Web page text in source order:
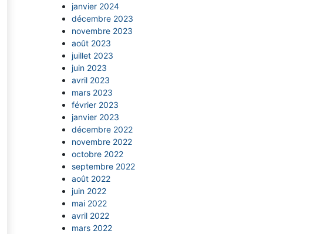
janvier 2024
décembre 2023
novembre 2023
août 2023
juillet 2023
juin 2023
avril 2023
mars 2023
février 2023
janvier 2023
décembre 2022
novembre 2022
octobre 2022
septembre 2022
août 2022
juin 2022
mai 2022
avril 2022
mars 2022